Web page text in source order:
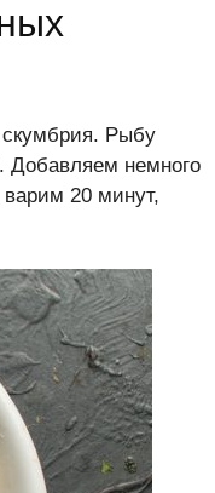
скумбрия. Рыбу
Добавляем немного
20 минут,